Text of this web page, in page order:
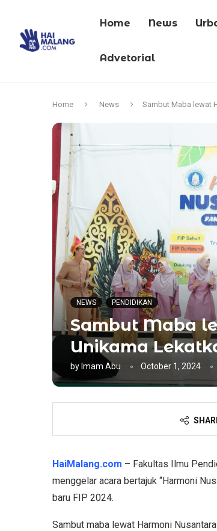
Home News
Advetorial
Home News Sambut Maba lewat
NEWS PENDIDIKAN
Sambut Maba
Unikama
by Imam Abu October 1, 2024
HaiMalang.com – Fakultas Ilmu
menggelar acara bertajuk “Harmoni
baru FIP 2024.
Sambut maba lewat Harmoni